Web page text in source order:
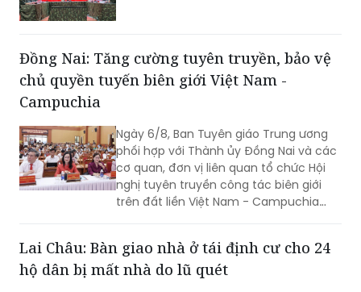
Đồng Nai: Tăng cường tuyên truyền, bảo vệ
chủ quyền tuyến biên giới Việt Nam -
Campuchia
Ngày 6/8, Ban Tuyên giáo Trung ương
phối hợp với Thành ủy Đồng Nai và các
cơ quan, đơn vị liên quan tổ chức Hội
nghị tuyên truyền công tác biên giới
trên đất liền Việt Nam - Campuchia
Lai Châu: Bàn giao nhà ở tái định cư cho 24
hộ dân bị mất nhà do lũ quét